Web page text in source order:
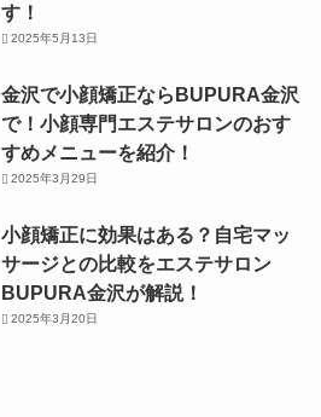
す！
2025年5月13日
金沢で小顔矯正ならBUPURA金沢
で！小顔専門エステサロンのおす
すめメニューを紹介！
2025年3月29日
小顔矯正に効果はある？自宅マッ
サージとの比較をエステサロン
BUPURA金沢が解説！
2025年3月20日